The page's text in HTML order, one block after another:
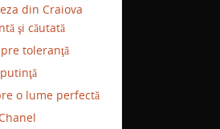
din Craiova
şi căutată
toleranţă
o lume perfectă